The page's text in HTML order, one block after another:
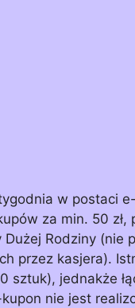
w postaci
za min. 50 zł,
Rodziny (nie
przez kasjera).
sztuk), jednakże
nie jest